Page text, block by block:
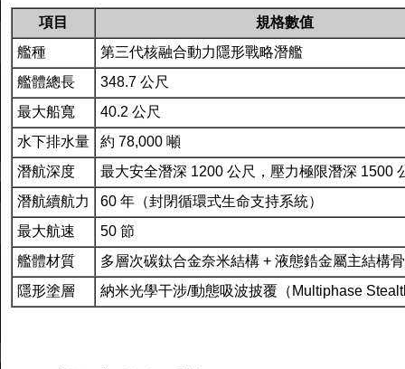
項目
規格數值
艦種
第三代核融合動力隱形戰略潛艦
艦體總長
348.7 公尺
最大船寬
40.2 公尺
水下排水量
約 78,000 噸
潛航深度
最大安全潛深 1200 公尺，壓力極限潛深 1500
潛航續航力
60 年（封閉循環式生命支持系統）
最大航速
50 節
艦體材質
多層次碳鈦合金奈米結構 + 液態鋯金屬主結構
隱形塗層
納米光學干涉/動態吸波披覆（Multiphase